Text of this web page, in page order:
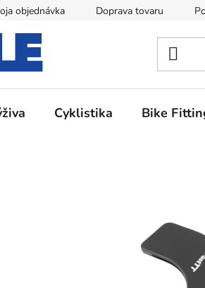
objednávka Doprava tovaru
Cyklistika Bike